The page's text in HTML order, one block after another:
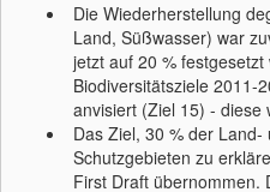
Die Wiederherstellung
Land, Süßwasser) war
jetzt auf 20 %
Biodiversitätsziele 2011-
anvisiert (Ziel 15) - diese
Das Ziel, 30 % der
Schutzgebieten zu
First Draft übernommen.